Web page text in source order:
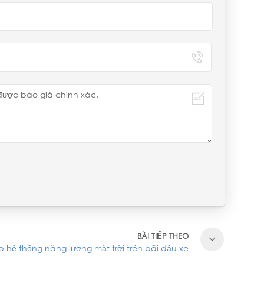
BÀI TIẾP THEO
hệ thống năng lượng mặt trời trên bãi đậu xe